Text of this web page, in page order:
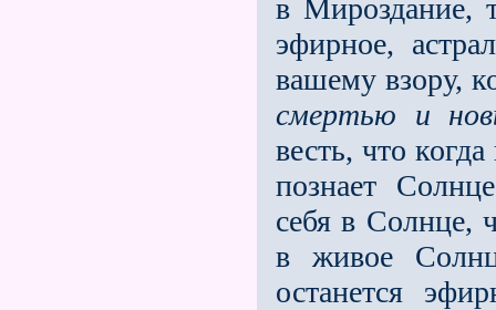
в Мироздание,
эфирное,
вашему взору,
смертью и
весть, что
познает
себя в Солнце,
в живое
останется